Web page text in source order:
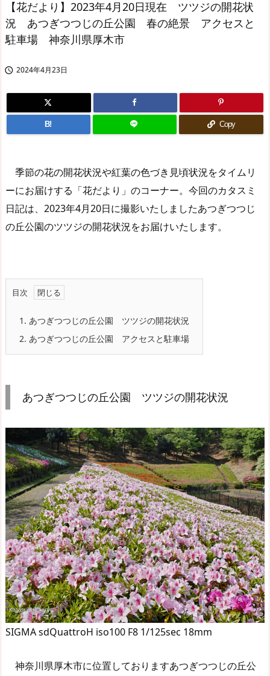
【花だより】2023年4月20日現在 ツツジの開花状
況 あつぎつつじの丘公園 春の絶景 アクセスと
駐車場 神奈川県厚木市
 2024年4月23日
B! Copy
季節の花の開花状況や紅葉の色づき見頃状況をタイムリ
ーにお届けする「花だより」のコーナー。今回のカタスミ
日記は、2023年4月20日に撮影いたしましたあつぎつつじ
の丘公園のツツジの開花状況をお届けいたします。
目次
1. あつぎつつじの丘公園 ツツジの開花状況
2. あつぎつつじの丘公園 アクセスと駐車場
あつぎつつじの丘公園 ツツジの開花状況
SIGMA sdQuattroH iso100 F8 1/125sec 18mm
神奈川県厚木市に位置しておりますあつぎつつじの丘公